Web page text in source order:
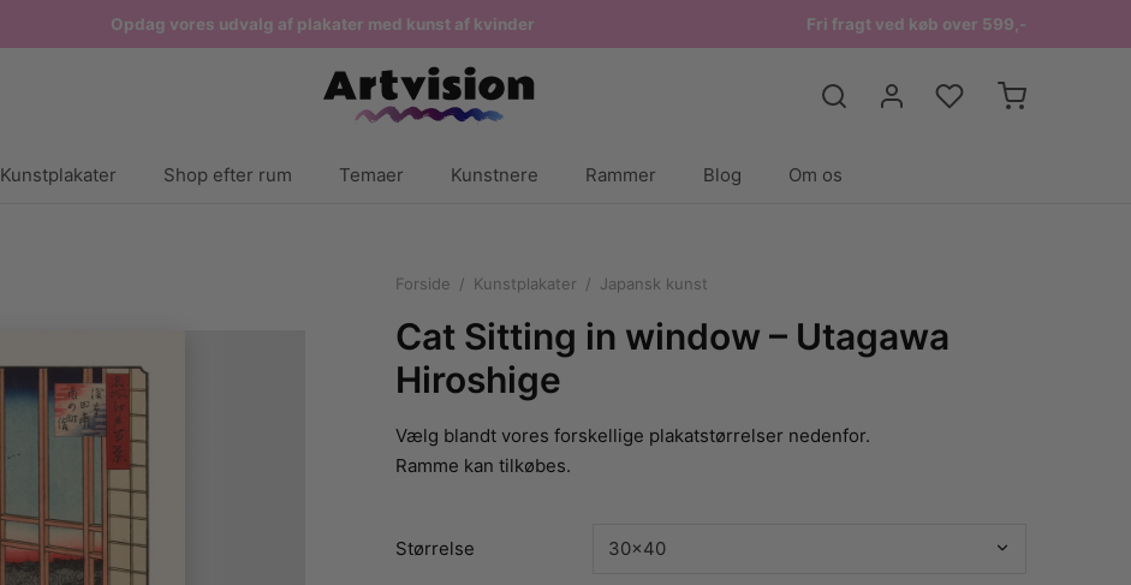
Opdag vores udvalg af plakater med kunst af kvinder Fri fragt ved køb over 599,-
Kunstplakater Shop efter rum Temaer Kunstnere Rammer Blog Om os
Forside / Kunstplakater / Japansk kunst
Cat Sitting in window – Utagawa
Hiroshige
Vælg blandt vores forskellige plakatstørrelser nedenfor.
Ramme kan tilkøbes.
Størrelse